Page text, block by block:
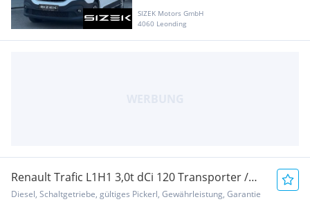
SIZEK Motors GmbH
4060 Leonding
Renault Trafic L1H1 3,0t dCi 120 Transporter /
Kastenwagen
Diesel, Schaltgetriebe, gültiges Pickerl, Gewährleistung, Garantie